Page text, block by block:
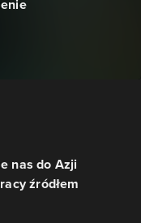
nas do Azji
źródłem